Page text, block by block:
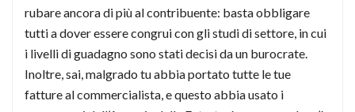
rubare ancora di più al contribuente: basta obbligare
tutti a dover essere congrui con gli studi di settore, in cui
i livelli di guadagno sono stati decisi da un burocrate.
Inoltre, sai, malgrado tu abbia portato tutte le tue
fatture al commercialista, e questo abbia usato i